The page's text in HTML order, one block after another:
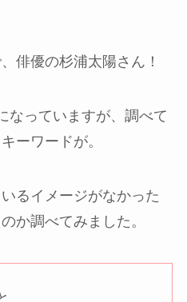
俳優の杉浦太陽さん！
なっていますが、調べて
ーワードが。
るイメージがなかった
か調べてみました。